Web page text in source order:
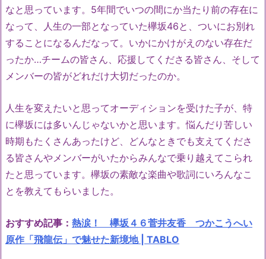
なと思っています。5年間でいつの間にか当たり前の存在に
なって、人生の一部となっていた欅坂46と、ついにお別れ
することになるんだなって。いかにかけがえのない存在だ
ったか…チームの皆さん、応援してくださる皆さん、そして
メンバーの皆がどれだけ大切だったのか。
人生を変えたいと思ってオーディションを受けた子が、特
に欅坂には多いんじゃないかと思います。悩んだり苦しい
時期もたくさんあったけど、どんなときでも支えてくださ
る皆さんやメンバーがいたからみんなで乗り越えてこられ
たと思っています。欅坂の素敵な楽曲や歌詞にいろんなこ
とを教えてもらいました。
おすすめ記事： 熱涙！ 欅坂４６菅井友香 つかこうへい
原作「飛龍伝」で魅せた新境地 | TABLO